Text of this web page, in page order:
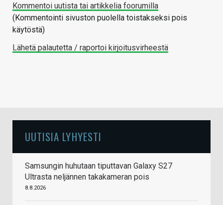
Kommentoi uutista tai artikkelia foorumilla
(Kommentointi sivuston puolella toistakseksi pois
käytöstä)
Lähetä palautetta / raportoi kirjoitusvirheestä
UUTISIA LYHYESTI
Samsungin huhutaan tiputtavan Galaxy S27
Ultrasta neljännen takakameran pois
8.8.2026